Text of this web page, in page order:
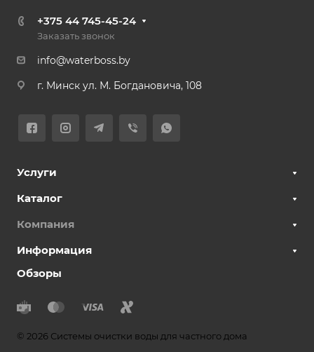
+375 44 745-45-24
Заказать звонок
info@waterboss.by
г. Минск ул. М. Богдановича, 108
Услуги
Каталог
Компания
Информация
Обзоры
© 2026 Системы очистки воды для частного дома